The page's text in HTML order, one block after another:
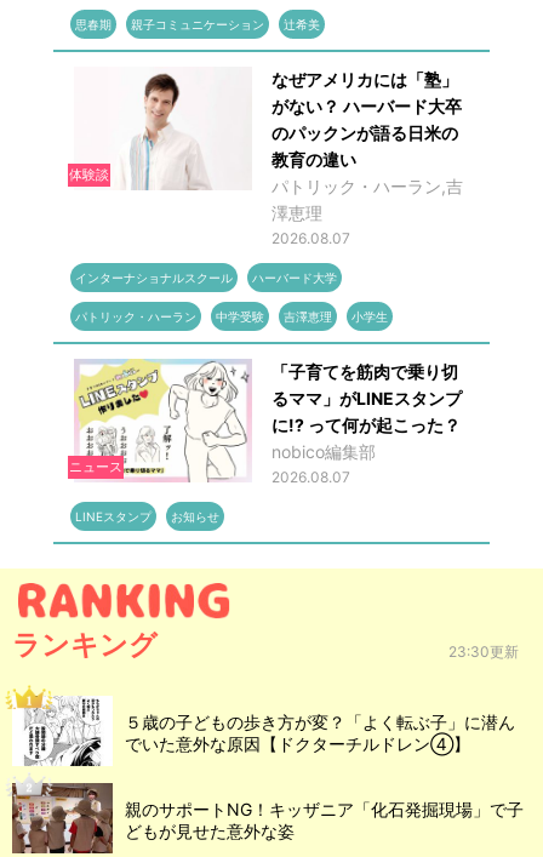
思春期 親子コミュニケーション 辻希美
体験談
なぜアメリカには「塾」
がない？ ハーバード大卒
のパックンが語る日米の
教育の違い
パトリック・ハーラン,吉
澤恵理
2026.08.07
インターナショナルスクール ハーバード大学
パトリック・ハーラン 中学受験 吉澤恵理 小学生
ニュース
「子育てを筋肉で乗り切
るママ」がLINEスタンプ
に!? って何が起こった？
nobico編集部
2026.08.07
LINEスタンプ お知らせ
ランキング 23:30更新
５歳の子どもの歩き方が変？「よく転ぶ子」に潜ん
でいた意外な原因【ドクターチルドレン④】
親のサポートNG！キッザニア「化石発掘現場」で子
どもが見せた意外な姿